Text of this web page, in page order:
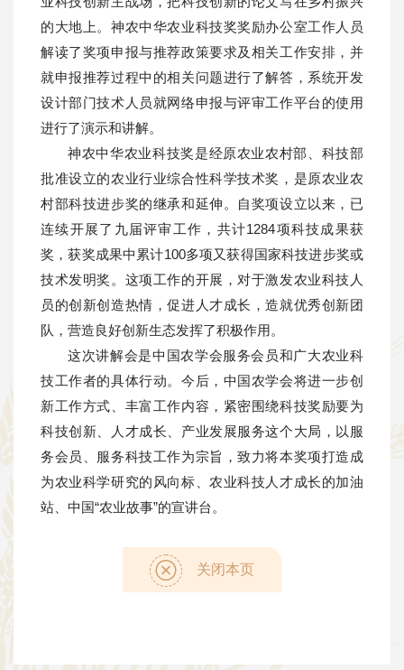
的大地上。神农中华农业科技奖奖励办公室工作人员
解读了奖项申报与推荐政策要求及相关工作安排，并
就申报推荐过程中的相关问题进行了解答，系统开发
设计部门技术人员就网络申报与评审工作平台的使用
进行了演示和讲解。
神农中华农业科技奖是经原农业农村部、科技部
批准设立的农业行业综合性科学技术奖，是原农业农
村部科技进步奖的继承和延伸。自奖项设立以来，已
连续开展了九届评审工作，共计1284项科技成果获
奖，获奖成果中累计100多项又获得国家科技进步奖或
技术发明奖。这项工作的开展，对于激发农业科技人
员的创新创造热情，促进人才成长，造就优秀创新团
队，营造良好创新生态发挥了积极作用。
这次讲解会是中国农学会服务会员和广大农业科
技工作者的具体行动。今后，中国农学会将进一步创
新工作方式、丰富工作内容，紧密围绕科技奖励要为
科技创新、人才成长、产业发展服务这个大局，以服
务会员、服务科技工作为宗旨，致力将本奖项打造成
为农业科学研究的风向标、农业科技人才成长的加油
站、中国“农业故事”的宣讲台。
关闭本页